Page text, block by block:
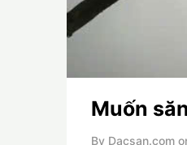
Muốn
By Dacsan.com